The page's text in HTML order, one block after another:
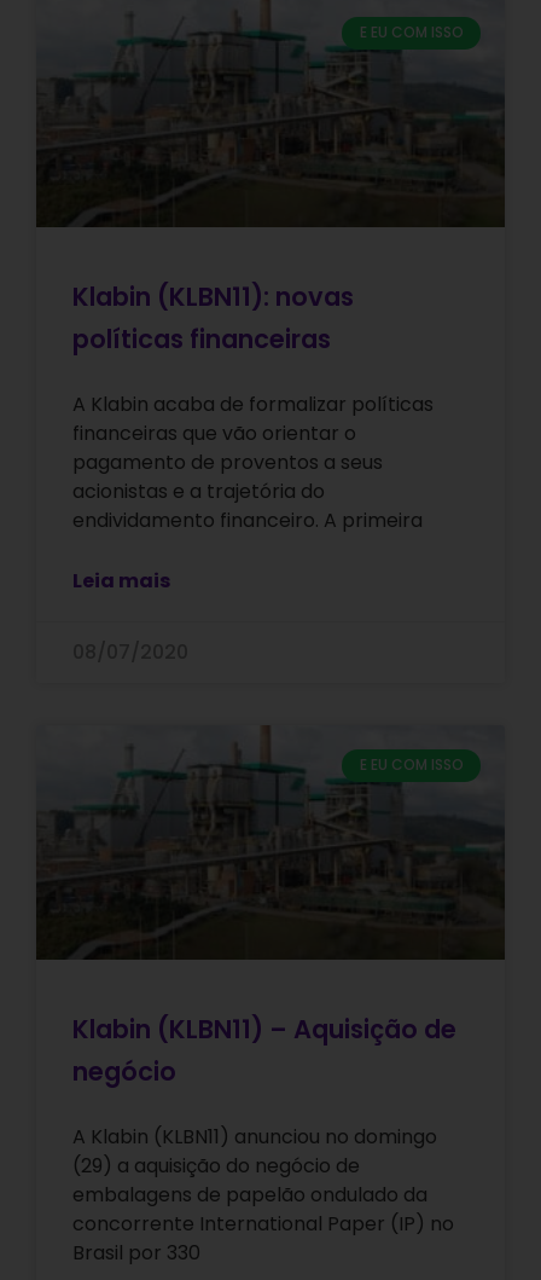
E EU COM ISSO
Klabin (KLBN11): novas
políticas financeiras
A Klabin acaba de formalizar políticas
financeiras que vão orientar o
pagamento de proventos a seus
acionistas e a trajetória do
endividamento financeiro. A primeira
Leia mais
E EU COM ISSO
Klabin (KLBN11) – Aquisição de
negócio
A Klabin (KLBN11) anunciou no domingo
(29) a aquisição do negócio de
embalagens de papelão ondulado da
concorrente International Paper (IP) no
Brasil por 330